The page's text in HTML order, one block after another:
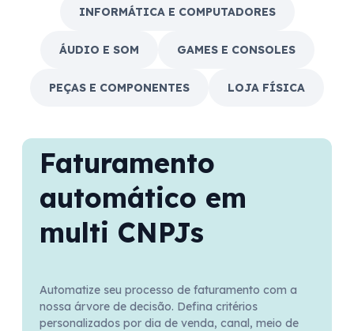
INFORMÁTICA E COMPUTADORES
ÁUDIO E SOM GAMES E CONSOLES
PEÇAS E COMPONENTES LOJA FÍSICA
Faturamento
automático em
multi CNPJs
Automatize seu processo de faturamento com a
nossa árvore de decisão. Defina critérios
personalizados por dia de venda, canal, meio de